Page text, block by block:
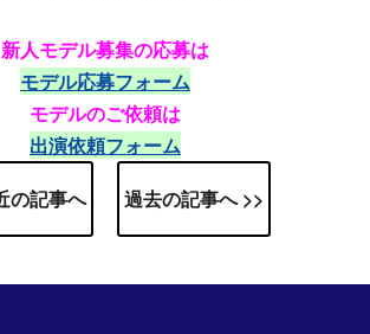
新人モデル募集の応募は
モデル応募フォーム
モデルのご依頼は
出演依頼フォーム
の記事へ
過去の記事へ >>